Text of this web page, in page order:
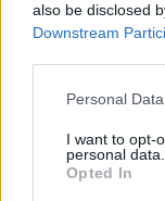
also be disclosed
Downstream
Personal
I want to opt-
personal data.
Opted In